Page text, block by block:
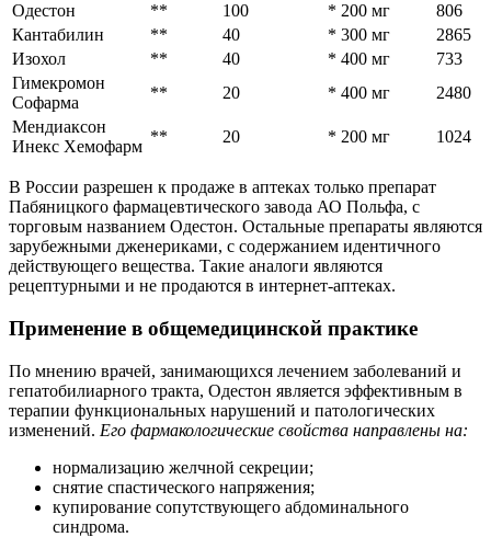
Одестон
** 100 * 200 мг
806
Кантабилин
** 40 * 300 мг
2865
Изохол
** 40 * 400 мг
733
Гимекромон
Софарма
** 20 * 400 мг
2480
Мендиаксон
Инекс Хемофарм
** 20 * 200 мг 1024
В России разрешен к продаже в аптеках только препарат
Пабяницкого фармацевтического завода АО Польфа, с
торговым названием Одестон. Остальные препараты являются
зарубежными дженериками, с содержанием идентичного
действующего вещества. Такие аналоги являются
рецептурными и не продаются в интернет-аптеках.
Применение в общемедицинской практике
По мнению врачей, занимающихся лечением заболеваний и
гепатобилиарного тракта, Одестон является эффективным в
терапии функциональных нарушений и патологических
изменений. Его фармакологические свойства направлены на:
нормализацию желчной секреции;
снятие спастического напряжения;
купирование сопутствующего абдоминального
синдрома.